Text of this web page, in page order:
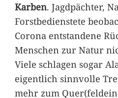
Karben. Jagdpächter,
Forstbedienstete
Corona entstandene
Menschen zur Natur
Viele schlagen sogar
eigentlich sinnvolle
mehr zum